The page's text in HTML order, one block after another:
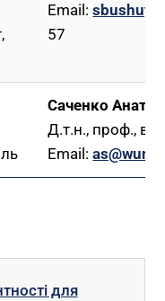
Email:
57
Саченко
Д.т.н., проф.,
Email:
для